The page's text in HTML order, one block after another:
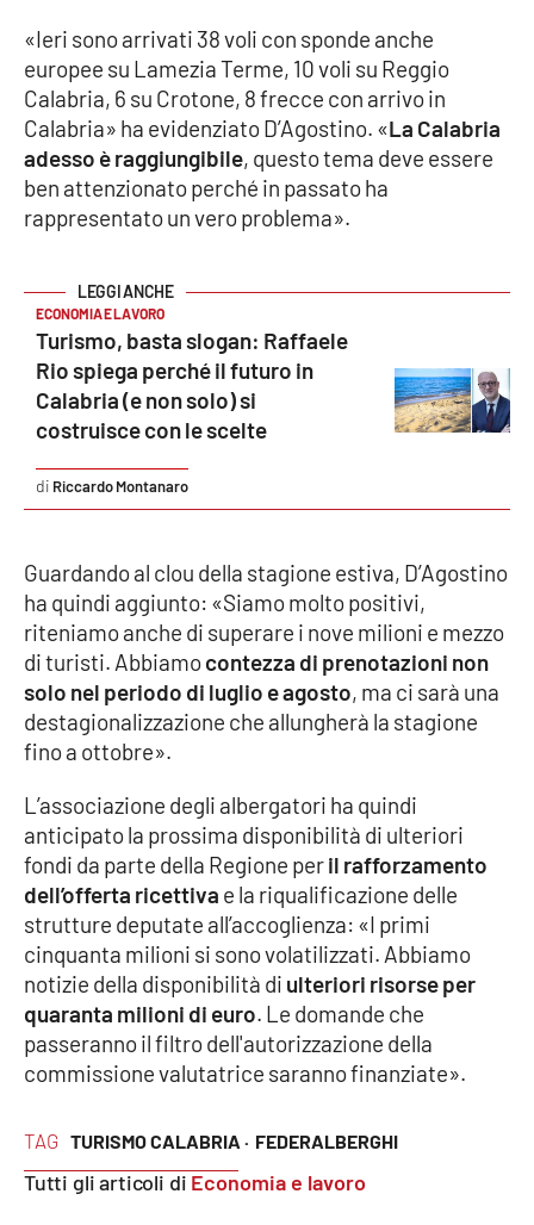
Sanità
Società
Sport
Good Morning Vietnam
Parchi Marini Calabria
Leggendo Alvaro insieme
Imprese Di Calabria
Venti di comunicazione
STREAMING
LaC TV
LaC Network
LaC OnAir
EDIZIONI
LOCALI
Catanzaro
Crotone
Vibo Valentia
Reggio Calabria
TAG TURISMO CALABRIA · FEDERALBERGHI
Tutti gli articoli di Economia e lavoro
«Ieri sono arrivati 38 voli con sponde anche
europee su Lamezia Terme, 10 voli su Reggio
Calabria, 6 su Crotone, 8 frecce con arrivo in
Calabria» ha evidenziato D’Agostino. «La Calabria
adesso è raggiungibile, questo tema deve essere
ben attenzionato perché in passato ha
rappresentato un vero problema».
ECONOMIA E LAVORO
Turismo, basta slogan: Raffaele
Rio spiega perché il futuro in
Calabria (e non solo) si
costruisce con le scelte
Riccardo Montanaro
Guardando al clou della stagione estiva, D’Agostino
ha quindi aggiunto: «Siamo molto positivi,
riteniamo anche di superare i nove milioni e mezzo
di turisti. Abbiamocontezza di prenotazioni non
solo nel periodo di luglio e agosto, ma ci sarà una
destagionalizzazione che allungherà la stagione
fino a ottobre».
L’associazione degli albergatori ha quindi
anticipato la prossima disponibilità di ulteriori
fondi da parte della Regione peril rafforzamento
dell’offerta ricettiva e la riqualificazione delle
strutture deputate all’accoglienza: «I primi
cinquanta milioni si sono volatilizzati. Abbiamo
notizie della disponibilità di ulteriori risorse per
quaranta milioni di euro. Le domande che
passeranno il filtro dell'autorizzazione della
commissione valutatrice saranno finanziate».